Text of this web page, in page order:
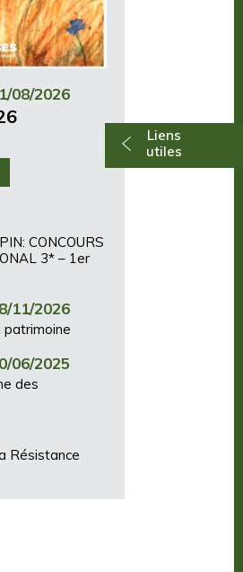
Liens
utiles
08/2026
CONCOURS
3* – 1er
11/2026
patrimoine
06/2025
des
Résistance